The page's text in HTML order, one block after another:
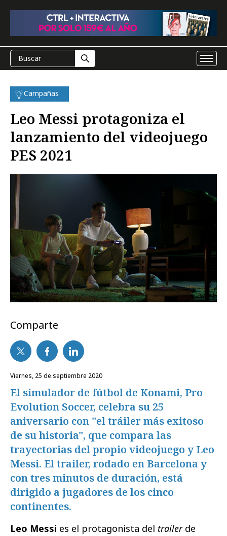
Campañas
Leo Messi protagoniza el
lanzamiento del videojuego
PES 2021
Comparte
viernes, 25 de septiembre 2020
El simulador de fútbol de Konami, Pro
Evolution Soccer, celebra su 25
aniversario con "el tráiler más exitoso
de su historia", que compara las
trayectorias del propio videojuego y Leo
Messi. El trailer, rodado en Barcelona y
con tres minutos de duración, está
dirigido a jugadores de los cinco
continentes.
Leo Messi es el protagonista del trailerde